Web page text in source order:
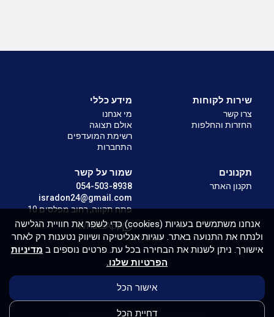
שירות לקוחות
צרו קשר
החזרות והחלפות
מידע כללי
מי אנחנו
אולם תצוגה
רשימת המועדפים
התחברות
תקנונים
תקנון האתר
שמור על קשר
054-503-8938
isradon24@gmail.com
פתח תקווה, רחוב מפלסים 10
WhatsApp
Isradon 2026
אנחנו משתמשים בעוגיות (cookies) כדי לשפר את חוויית הגלישה
ולנתח את התנועה באתר. עוגיות אנליטיקה ושיווק נטענות רק לאחר
אישורך. ניתן לשנות את הבחירה בכל עת. פרטים נוספים ב מדיניות
הפרטיות שלנו.
אישור הכל
דחיית הכל